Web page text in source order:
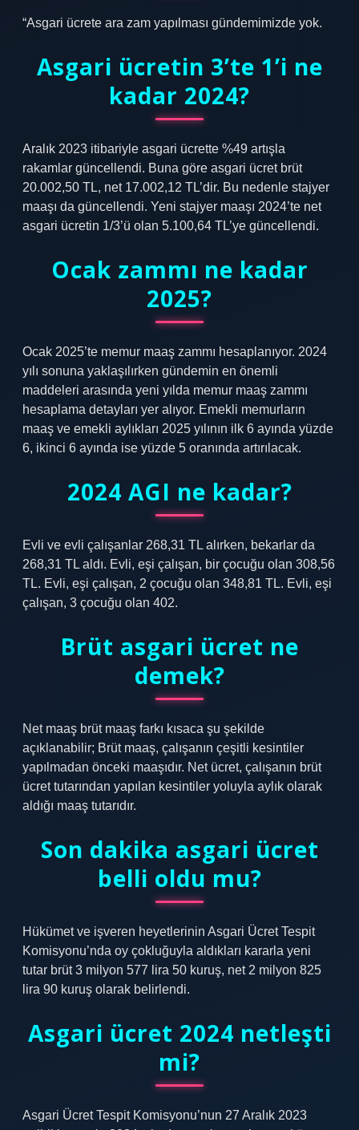
“Asgari ücrete ara zam yapılması gündemimizde yok.
Asgari ücretin 3’te 1’i ne
kadar 2024?
Aralık 2023 itibariyle asgari ücrette %49 artışla
rakamlar güncellendi. Buna göre asgari ücret brüt
20.002,50 TL, net 17.002,12 TL’dir. Bu nedenle stajyer
maaşı da güncellendi. Yeni stajyer maaşı 2024’te net
asgari ücretin 1/3’ü olan 5.100,64 TL’ye güncellendi.
Ocak zammı ne kadar
2025?
Ocak 2025’te memur maaş zammı hesaplanıyor. 2024
yılı sonuna yaklaşılırken gündemin en önemli
maddeleri arasında yeni yılda memur maaş zammı
hesaplama detayları yer alıyor. Emekli memurların
maaş ve emekli aylıkları 2025 yılının ilk 6 ayında yüzde
6, ikinci 6 ayında ise yüzde 5 oranında artırılacak.
2024 AGI ne kadar?
Evli ve evli çalışanlar 268,31 TL alırken, bekarlar da
268,31 TL aldı. Evli, eşi çalışan, bir çocuğu olan 308,56
TL. Evli, eşi çalışan, 2 çocuğu olan 348,81 TL. Evli, eşi
çalışan, 3 çocuğu olan 402.
Brüt asgari ücret ne
demek?
Net maaş brüt maaş farkı kısaca şu şekilde
açıklanabilir; Brüt maaş, çalışanın çeşitli kesintiler
yapılmadan önceki maaşıdır. Net ücret, çalışanın brüt
ücret tutarından yapılan kesintiler yoluyla aylık olarak
aldığı maaş tutarıdır.
Son dakika asgari ücret
belli oldu mu?
Hükümet ve işveren heyetlerinin Asgari Ücret Tespit
Komisyonu’nda oy çokluğuyla aldıkları kararla yeni
tutar brüt 3 milyon 577 lira 50 kuruş, net 2 milyon 825
lira 90 kuruş olarak belirlendi.
Asgari ücret 2024 netleşti
mi?
Asgari Ücret Tespit Komisyonu’nun 27 Aralık 2023